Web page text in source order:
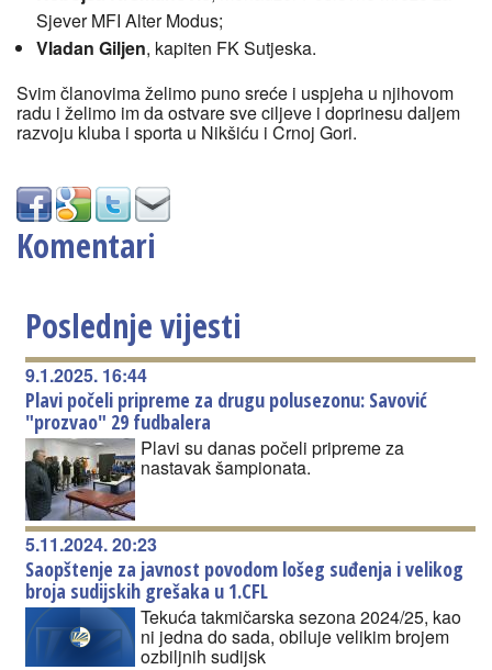
Sjever MFI Alter Modus;
Vladan Giljen, kapiten FK Sutjeska.
Svim članovima želimo puno sreće i uspjeha u njihovom
radu i želimo im da ostvare sve ciljeve i doprinesu daljem
razvoju kluba i sporta u Nikšiću i Crnoj Gori.
Komentari
Poslednje vijesti
9.1.2025. 16:44
Plavi počeli pripreme za drugu polusezonu: Savović
"prozvao" 29 fudbalera
Plavi su danas počeli pripreme za
nastavak šampionata.
5.11.2024. 20:23
Saopštenje za javnost povodom lošeg suđenja i velikog
broja sudijskih grešaka u 1.CFL
Tekuća takmičarska sezona 2024/25, kao
ni jedna do sada, obiluje velikim brojem
ozbiljnih sudijsk